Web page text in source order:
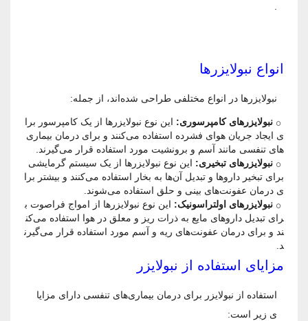
.
انواع نبولایزرها
نبولایزرها در انواع مختلفی طراحی شده‌اند، از جمله:
نبولایزرهای کامپرسوری: این نوع نبولایزرها از یک کامپرسور برا
ی ایجاد جریان هوای فشرده استفاده می‌کنند و برای درمان بیماری‌
های تنفسی مانند آسم و برونشیت مورد استفاده قرار می‌گیرند.
نبولایزرهای تبخیری: این نوع نبولایزرها از یک سیستم گرمایشی
برای تبخیر داروها و تبدیل آن‌ها به بخار استفاده می‌کنند و بیشتر برا
ی درمان عفونت‌های بینی و حلق استفاده می‌شوند.
نبولایزرهای اولتراسونیک: این نوع نبولایزرها از امواج فراصوت ب
رای تبدیل داروهای مایع به ذرات ریز و معلق در هوا استفاده می‌کن
ند و برای درمان عفونت‌های ریه و آسم مورد استفاده قرار می‌گیرن
د.
مزایای استفاده از نبولایزر
استفاده از نبولایزر برای درمان بیماری‌های تنفسی دارای مزایا
ی زیر است: